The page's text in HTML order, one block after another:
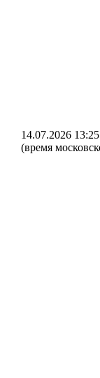
14.07.2026
(время